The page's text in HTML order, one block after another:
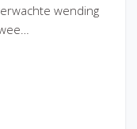
wending